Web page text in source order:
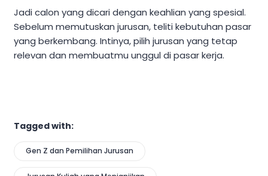
Jadi calon yang dicari dengan keahlian yang spesial.
Sebelum memutuskan jurusan, teliti kebutuhan pasar
yang berkembang. Intinya, pilih jurusan yang tetap
relevan dan membuatmu unggul di pasar kerja.
Tagged with:
Gen Z dan Pemilihan Jurusan